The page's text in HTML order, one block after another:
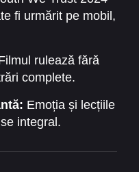
fi urmărit pe mobil,
rulează fără
complete.
Emoția și lecțiile
integral.